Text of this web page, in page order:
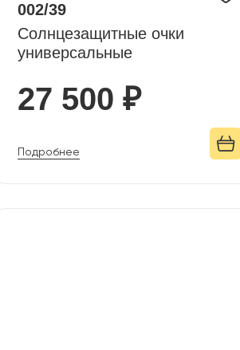
002/39
Солнцезащитные очки
универсальные
27 500 ₽
Подробнее